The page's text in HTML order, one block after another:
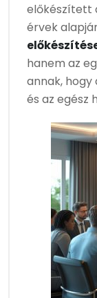
előkészített
érvek
hanem az
annak, hogy
és az egész